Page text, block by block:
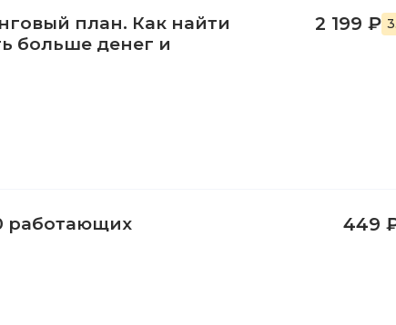
план. Как найти
больше денег и
2 199 ₽
работающих
449